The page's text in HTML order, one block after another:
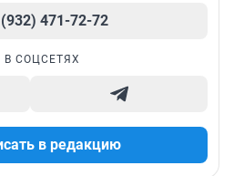
471-72-72
В СОЦСЕТЯХ
в редакцию